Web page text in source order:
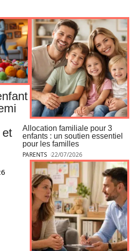
et
Allocation familiale pour 3
enfants : un soutien essentiel
pour les familles
PARENTS 22/07/2026